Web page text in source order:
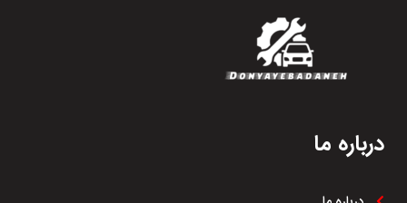
درباره ما